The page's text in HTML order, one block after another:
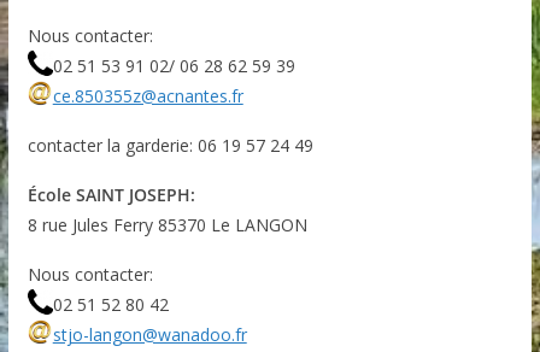
Nous contacter:
02 51 53 91 02/ 06 28 62 59 39
ce.850355z@acnantes.fr
contacter la garderie: 06 19 57 24 49
École SAINT JOSEPH:
8 rue Jules Ferry 85370 Le LANGON
Nous contacter:
02 51 52 80 42
stjo-langon@wanadoo.fr